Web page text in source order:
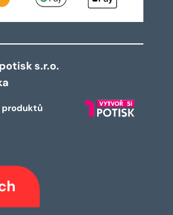
s.r.o.
produktů